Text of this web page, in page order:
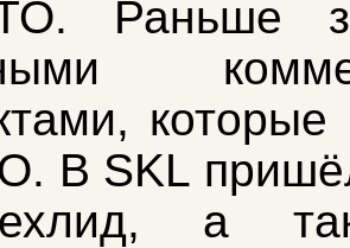
Раньше
В SKL
а